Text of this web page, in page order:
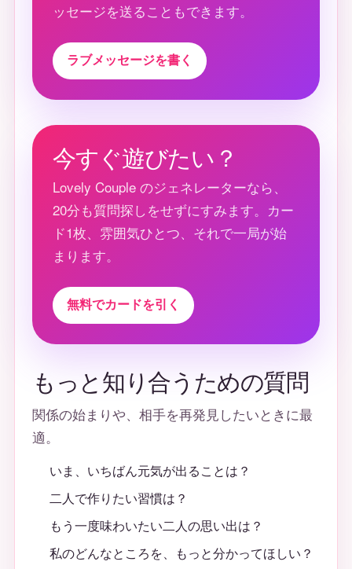
ッセージを送ることもできます。
ラブメッセージを書く
今すぐ遊びたい？
Lovely Couple のジェネレーターなら、
20分も質問探しをせずにすみます。カー
ド1枚、雰囲気ひとつ、それで一局が始
まります。
無料でカードを引く
もっと知り合うための質問
関係の始まりや、相手を再発見したいときに最
適。
いま、いちばん元気が出ることは？
二人で作りたい習慣は？
もう一度味わいたい二人の思い出は？
私のどんなところを、もっと分かってほしい？